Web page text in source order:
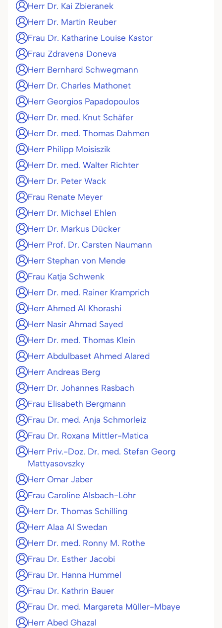
Herr Dr. Kai Zbieranek
Herr Dr. Martin Reuber
Frau Dr. Katharine Louise Kastor
Frau Zdravena Doneva
Herr Bernhard Schwegmann
Herr Dr. Charles Mathonet
Herr Georgios Papadopoulos
Herr Dr. med. Knut Schäfer
Herr Dr. med. Thomas Dahmen
Herr Philipp Moisiszik
Herr Dr. med. Walter Richter
Herr Dr. Peter Wack
Frau Renate Meyer
Herr Dr. Michael Ehlen
Herr Dr. Markus Dücker
Herr Prof. Dr. Carsten Naumann
Herr Stephan von Mende
Frau Katja Schwenk
Herr Dr. med. Rainer Kramprich
Herr Ahmed Al Khorashi
Herr Nasir Ahmad Sayed
Herr Dr. med. Thomas Klein
Herr Abdulbaset Ahmed Alared
Herr Andreas Berg
Herr Dr. Johannes Rasbach
Frau Elisabeth Bergmann
Frau Dr. med. Anja Schmorleiz
Frau Dr. Roxana Mittler-Matica
Herr Priv.-Doz. Dr. med. Stefan Georg
Mattyasovszky
Herr Omar Jaber
Frau Caroline Alsbach-Löhr
Herr Dr. Thomas Schilling
Herr Alaa Al Swedan
Herr Dr. med. Ronny M. Rothe
Frau Dr. Esther Jacobi
Frau Dr. Hanna Hummel
Frau Dr. Kathrin Bauer
Frau Dr. med. Margareta Müller-Mbaye
Herr Abed Ghazal